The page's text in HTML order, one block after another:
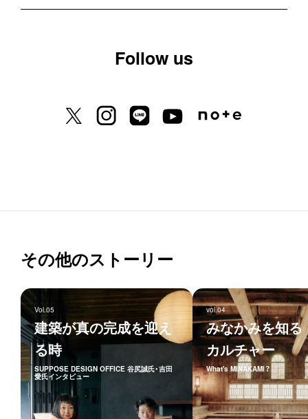
Follow us
X previously known as Twitter
InstagramLINE Youtube Note
その他のストーリー
Vol.05
建築が真の完成を迎え
る時
SUPPOSE DESIGN OFFICE 谷尻誠氏・吉田
愛氏インタビュー
vol.04
みなかみを知る
カルチャー
What's MINAKAMI？